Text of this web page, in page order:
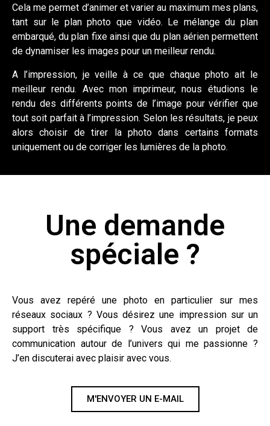
Cela me permet d’animer et varier au maximum mes plans,
tant sur le plan photo que vidéo. Le mélange du plan
embarqué, du plan fixe ainsi que du plan aérien permettent
de dynamiser les images pour un meilleur rendu.
A l’impression, je veille à ce que chaque photo ait le
meilleur rendu. Avec mon imprimeur, nous étudions le
rendu des différents points de l’image pour vérifier que
tout soit parfait à l’impression. Selon les résultats, je peux
alors choisir de tirer la photo dans certains formats
uniquement ou de corriger les lumières de la photo.
Une demande
spéciale ?
Vous avez repéré une photo en particulier sur mes
réseaux sociaux ? Vous désirez une impression sur un
support très spécifique ? Vous avez un projet de
communication autour de l’univers qui me passionne ?
J’en discuterai avec plaisir avec vous.
M'ENVOYER UN E-MAIL